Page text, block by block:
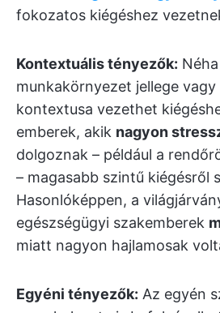
fokozatos kiégéshez
Kontextuális tényezők:
munkakörnyezet jellege vagy
kontextusa vezethet
emberek, akik nagyon
dolgoznak – például a
– magasabb szintű kiégésről
Hasonlóképpen, a
egészségügyi szakemberek
miatt nagyon hajlamosak
Egyéni tényezők: Az egyén